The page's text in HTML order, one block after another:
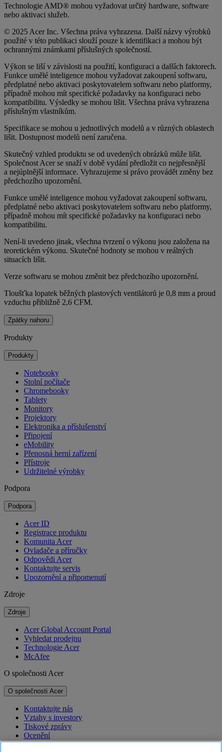
Technologie AMD® mohou vyžadovat určitý hardware, software
nebo aktivaci služeb.
© 2025 Acer Inc. Všechna práva vyhrazena. Další názvy výrobků
použité v této publikaci slouží pouze k identifikaci a mohou být
ochrannými známkami příslušných společností.
Výkon se liší v závislosti na použití, konfiguraci a dalších faktorech.
Funkce umělé inteligence mohou vyžadovat zakoupení softwaru,
předplatné nebo aktivaci poskytovatelem softwaru nebo platformy,
případně mohou mít specifické požadavky na konfiguraci nebo
kompatibilitu. Výsledky se mohou lišit. Všechna práva vyhrazena
příslušným vlastníkům.
Specifikace se mohou u jednotlivých modelů a v různých oblastech
lišit. Dostupnost modelů není zaručena.
Skutečný vzhled produktu se od uvedených obrázků může lišit.
Společnost Acer se snaží v době vydání předložit co nejpřesnější
a nejúplnější informace. Vyhrazujeme si právo provádět změny bez
předchozího upozornění.
Funkce umělé inteligence mohou vyžadovat zakoupení softwaru,
předplatné nebo aktivaci poskytovatelem softwaru nebo platformy,
případně mohou mít specifické požadavky na konfiguraci nebo
kompatibilitu.
Není-li uvedeno jinak, všechna tvrzení o výkonu jsou založena na
teoretickém výkonu. Skutečné hodnoty se mohou v reálných
situacích lišit.
Verze softwaru se mohou změnit bez předchozího upozornění.
Tloušťka lopatek běžných plastových ventilátorů je 0,8 mm a proud
vzduchu přibližně 2,6 CFM.
Zpátky nahoru
Produkty
Produkty
Notebooky
Stolní počítače
Chromebooky
Tablety
Monitory
Projektory
Elektronika a příslušenství
Připojení
eMobility
Přenosná herní zařízení
Přístroje
Udržitelné výrobky
Podpora
Podpora
Acer ID
Registrace produktu
Komunita Acer
Ovladače a příručky
Odpovědi Acer
Kontaktujte servis
Upozornění a připomenutí
Zdroje
Zdroje
Acer Global Account Portal
Vyhledat prodejnu
Technologie Acer
McAfee
O společnosti Acer
O společnosti Acer
Kontaktujte nás
Vztahy s investory
Tiskové zprávy
Ocenění
Události